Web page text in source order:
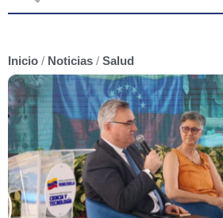
Inicio / Noticias / Salud